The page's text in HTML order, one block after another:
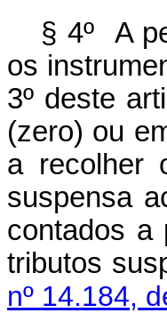
§ 4º A
os
3º deste
(zero) ou
a recolher
suspensa
contados a
tributos
nº 14.184,